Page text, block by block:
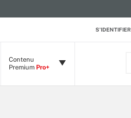
S'IDENTIFIER
Contenu
Premium Pro+